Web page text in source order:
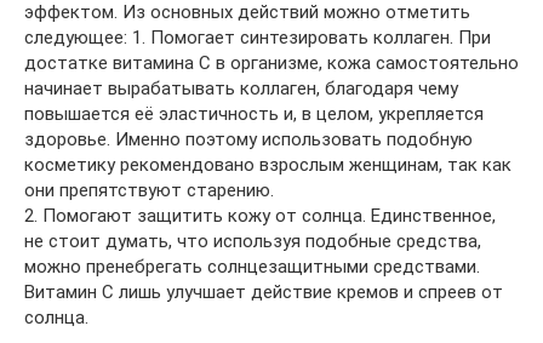
эффектом. Из основных действий можно отметить
следующее: 1. Помогает синтезировать коллаген. При
достатке витамина C в организме, кожа самостоятельно
начинает вырабатывать коллаген, благодаря чему
повышается её эластичность и, в целом, укрепляется
здоровье. Именно поэтому использовать подобную
косметику рекомендовано взрослым женщинам, так как
они препятствуют старению.
2. Помогают защитить кожу от солнца. Единственное,
не стоит думать, что используя подобные средства,
можно пренебрегать солнцезащитными средствами.
Витамин C лишь улучшает действие кремов и спреев от
солнца.